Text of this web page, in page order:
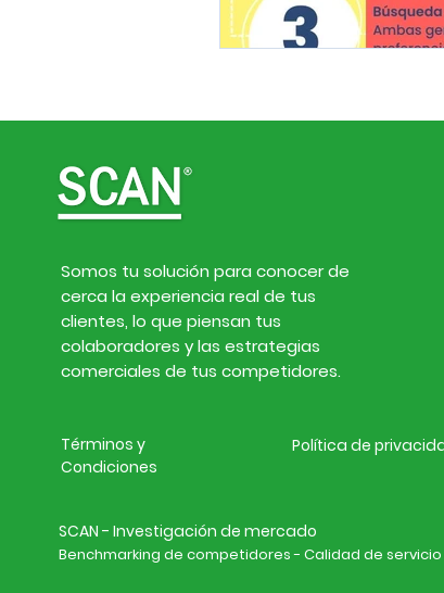
Somos tu solución para conocer de
cerca la experiencia real de tus
clientes, lo que piensan tus
colaboradores y las estrategias
comerciales de tus competidores.
Términos y
Condiciones
Política de
SCAN - Investigación de mercado
Benchmarking de competidores - Calidad de